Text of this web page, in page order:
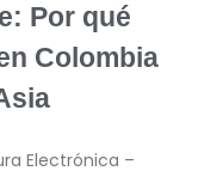
Por qué
Colombia
Electrónica –